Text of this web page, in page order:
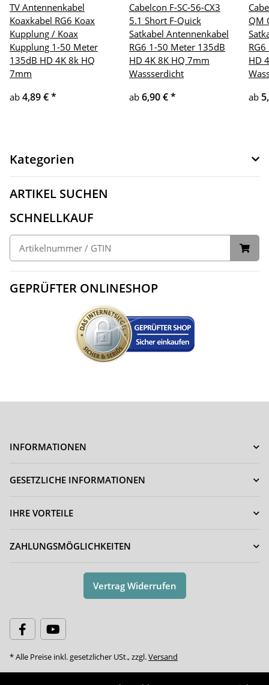
TV Antennenkabel
Koaxkabel RG6 Koax
Kupplung / Koax
Kupplung 1-50 Meter
135dB HD 4K 8k HQ
7mm
ab 4,89 €*
Cabelcon F-SC-56-CX3
5.1 Short F-Quick
Satkabel Antennenkabel
RG6 1-50 Meter 135dB
HD 4K 8K HQ 7mm
Wassserdicht
ab 6,90 €*
QM
HD
ab
Kategorien
ARTIKEL SUCHEN
SCHNELLKAUF
GEPRÜFTER ONLINESHOP
INFORMATIONEN
GESETZLICHE INFORMATIONEN
IHRE VORTEILE
ZAHLUNGSMÖGLICHKEITEN
Vertrag Widerrufen
* Alle Preise inkl. gesetzlicher USt., zzgl.Versand